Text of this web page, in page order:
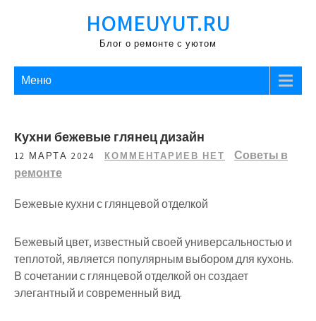
HOMEUYUT.RU
Блог о ремонте с уютом
Меню
Кухни бежевые глянец дизайн
12 МАРТА 2024 КОММЕНТАРИЕВ НЕТ
Советы в
ремонте
Бежевые кухни с глянцевой отделкой
Бежевый цвет, известный своей универсальностью и
теплотой, является популярным выбором для кухонь.
В сочетании с глянцевой отделкой он создает
элегантный и современный вид.